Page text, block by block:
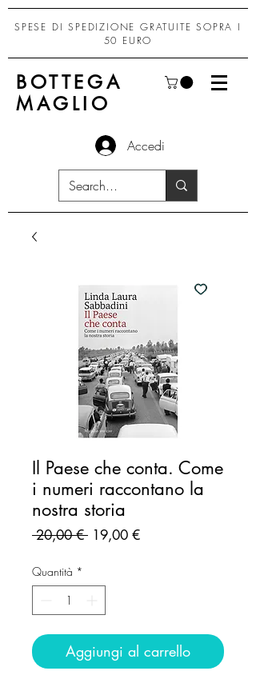
SPESE DI SPEDIZIONE GRATUITE SOPRA I
50 EURO
BOTTEGA
MAGLIO
Accedi
Il Paese che conta. Come
i numeri raccontano la
nostra storia
20,00 € Prezzo
19,00 €Prezzo
Quantità *
Aggiungi al carrello